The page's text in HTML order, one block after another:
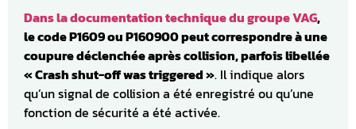
Dans la documentation technique du groupe VAG,
le code P1609 ou P160900 peut correspondre à une
coupure déclenchée après collision, parfois libellée
« Crash shut-off was triggered ». Il indique alors
qu’un signal de collision a été enregistré ou qu’une
fonction de sécurité a été activée.